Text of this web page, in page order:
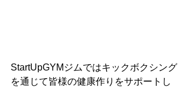
StartUpGYMジムではキックボクシング
を通じて皆様の健康作りをサポートし